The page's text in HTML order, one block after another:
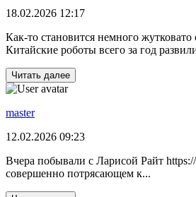
18.02.2026 12:17
Как-то становится немного жутковато
Китайские роботы всего за год
Читать далее
master
12.02.2026 09:23
Вчера побывали с Ларисой Райт
совершенно потрясающем к...